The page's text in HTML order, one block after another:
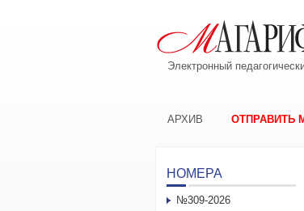
Электронный
АРХИВ ОТПРАВИТЬ
НОМЕРА
№309-2026